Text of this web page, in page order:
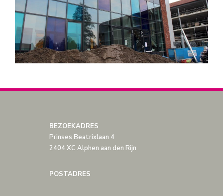
BEZOEKADRES
Prinses Beatrixlaan 4
2404 XC Alphen aan den Rijn
POSTADRES